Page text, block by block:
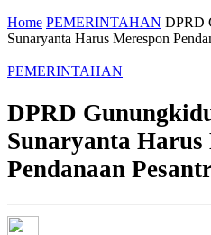
Home PEMERINTAHAN DPRD
Sunaryanta Harus Merespon
PEMERINTAHAN
DPRD
Sunaryanta Harus
Pendanaan